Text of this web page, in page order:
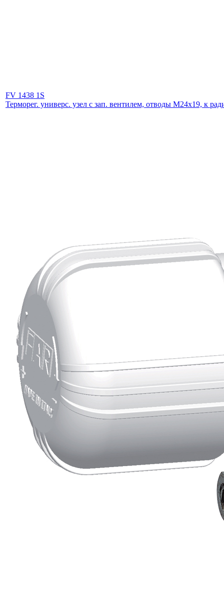
FV 1438 1S
Терморег. универс. узел с зап. вентилем, отводы М24х19, к